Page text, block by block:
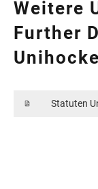
Weitere
Further
Statuten